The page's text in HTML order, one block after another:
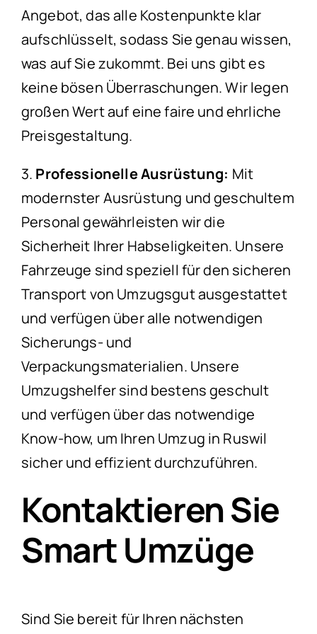
Angebot, das alle Kostenpunkte klar
aufschlüsselt, sodass Sie genau wissen,
was auf Sie zukommt. Bei uns gibt es
keine bösen Überraschungen. Wir legen
großen Wert auf eine faire und ehrliche
Preisgestaltung.
3. Professionelle Ausrüstung: Mit
modernster Ausrüstung und geschultem
Personal gewährleisten wir die
Sicherheit Ihrer Habseligkeiten. Unsere
Fahrzeuge sind speziell für den sicheren
Transport von Umzugsgut ausgestattet
und verfügen über alle notwendigen
Sicherungs- und
Verpackungsmaterialien. Unsere
Umzugshelfer sind bestens geschult
und verfügen über das notwendige
Know-how, um Ihren Umzug in Ruswil
sicher und effizient durchzuführen.
Kontaktieren Sie
Smart Umzüge
Sind Sie bereit für Ihren nächsten